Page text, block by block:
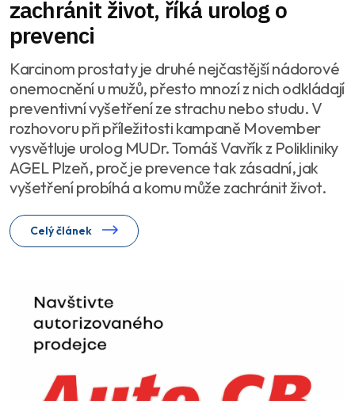
zachránit život, říká urolog o
prevenci
Karcinom prostaty je druhé nejčastější nádorové
onemocnění u mužů, přesto mnozí z nich odkládají
preventivní vyšetření ze strachu nebo studu. V
rozhovoru při příležitosti kampaně Movember
vysvětluje urolog MUDr. Tomáš Vavřík z Polikliniky
AGEL Plzeň, proč je prevence tak zásadní, jak
vyšetření probíhá a komu může zachránit život.
Celý článek